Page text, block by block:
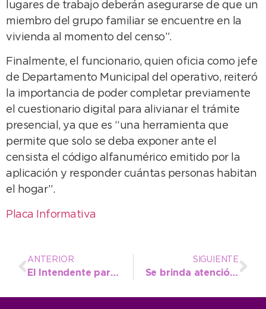
lugares de trabajo deberán asegurarse de que un
miembro del grupo familiar se encuentre en la
vivienda al momento del censo”.
Finalmente, el funcionario, quien oficia como jefe
de Departamento Municipal del operativo, reiteró
la importancia de poder completar previamente
el cuestionario digital para alivianar el trámite
presencial, ya que es “una herramienta que
permite que solo se deba exponer ante el
censista el código alfanumérico emitido por la
aplicación y responder cuántas personas habitan
el hogar”.
Placa Informativa
ANTERIOR
El Intendente participó de la jornada de prevención cardiovascular y concientización
SIGUIENTE
Se brinda atención extendida en cuatro efectores ante las Infecciones Respiratorias Agudas Bajas